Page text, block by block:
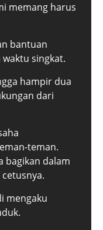
memang harus
bantuan
singkat.
hampir dua
dari
teman.
bagikan dalam
mengaku